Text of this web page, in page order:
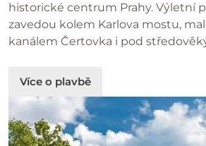
historické centrum Prahy. Výletní
zavedou kolem Karlova mostu,
kanálem Čertovka i pod
Více o plavbě